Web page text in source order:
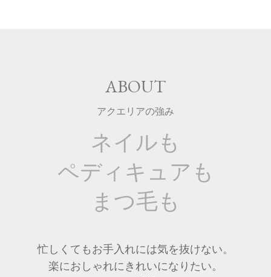
ABOUT
アクエリアの強み
ネイルも
ペディキュアも
まつ毛も
忙しくてもお手入れには気を抜けない。
楽におしゃれにきれいになりたい。